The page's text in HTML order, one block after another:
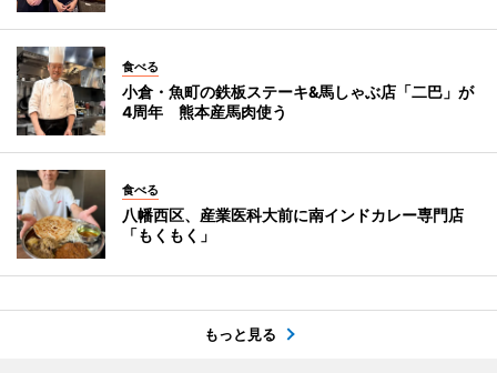
食べる
小倉・魚町の鉄板ステーキ&馬しゃぶ店「二巴」が
4周年 熊本産馬肉使う
食べる
八幡西区、産業医科大前に南インドカレー専門店
「もくもく」
もっと見る